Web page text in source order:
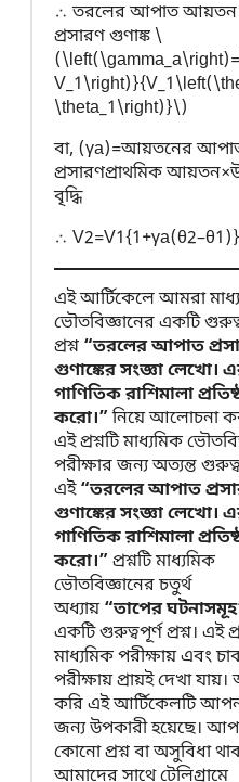
∴ তরলের আপাত আয়তন
প্রসারণ গুণাঙ্ক \
\theta_1\right)}\)
বা, (γa)=আয়তনের
প্রসারণপ্রাথমিক আয়তন×
বৃদ্ধি
∴ V2=V1{1+γa(θ2–θ1)}
এই আর্টিকেলে আমরা
ভৌতবিজ্ঞানের একটি
প্রশ্ন “তরলের আপাত
গুণাঙ্কের সংজ্ঞা লেখো।
গাণিতিক রাশিমালা
করো।”নিয়ে আলোচনা
এই প্রশ্নটি মাধ্যমিক
পরীক্ষার জন্য অত্যন্ত
এই“তরলের আপাত
গুণাঙ্কের সংজ্ঞা লেখো।
গাণিতিক রাশিমালা
করো।” প্রশ্নটি মাধ্যমিক
ভৌতবিজ্ঞানের চতুর্থ
অধ্যায়“তাপের
একটি গুরুত্বপূর্ণ প্রশ্ন। এই
মাধ্যমিক পরীক্ষায় এবং
পরীক্ষায় প্রায়ই দেখা
করি এই আর্টিকেলটি
জন্য উপকারী হয়েছে।
কোনো প্রশ্ন বা অসুবিধা
আমাদের সাথে টেলিগ্রামে